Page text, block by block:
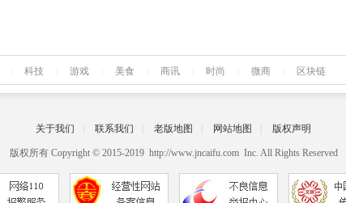
科技 游戏 美食 商讯 时尚 微商 区块链
关于我们 联系我们 老版地图 网站地图 版权声明
版权所有 Copyright © 2015-2019 http://www.jncaifu.com Inc. All Rights Reserved